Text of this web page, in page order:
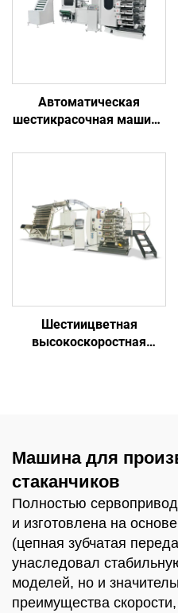
Автоматическая
шестикрасочная машина
пластиковых
Шестиицветная
высокоскоростная
Машина для
стаканчиков
Полностью
и изготовлена на
(цепная зубчатая
унаследовал
моделей, но и
преимущества